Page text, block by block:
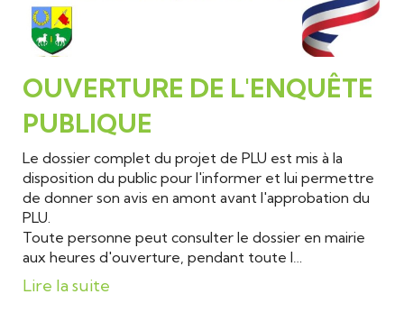
OUVERTURE DE L'ENQUÊTE
PUBLIQUE
Le dossier complet du projet de PLU est mis à la
disposition du public pour l'informer et lui permettre
de donner son avis en amont avant l'approbation du
PLU.
Toute personne peut consulter le dossier en mairie
aux heures d'ouverture, pendant toute l…
Lire la suite